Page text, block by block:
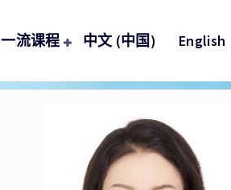
一流课程 中文 (中国) English